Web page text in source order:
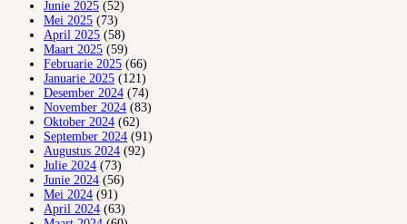
Junie 2025 (52)
Mei 2025 (73)
April 2025 (58)
Maart 2025 (59)
Februarie 2025 (66)
Januarie 2025 (121)
Desember 2024 (74)
November 2024 (83)
Oktober 2024 (62)
September 2024 (91)
Augustus 2024 (92)
Julie 2024 (73)
Junie 2024 (56)
Mei 2024 (91)
April 2024 (63)